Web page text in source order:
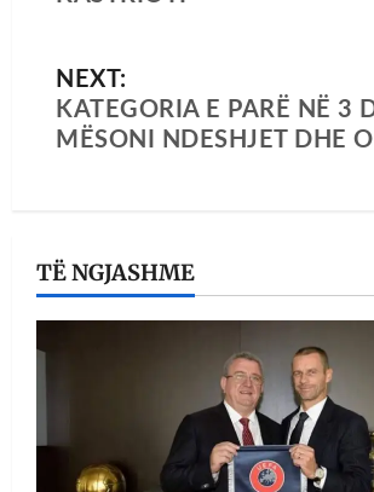
NEXT:
KATEGORIA E PARË NË 3
MËSONI NDESHJET DHE
TË NGJASHME